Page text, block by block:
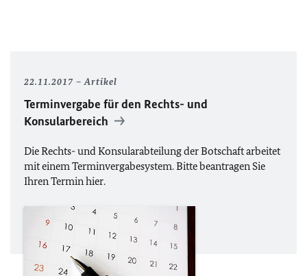
22.11.2017 Artikel
Terminvergabe für den Rechts- und
Konsularbereich
Die Rechts- und Konsularabteilung der Botschaft arbeitet
mit einem Terminvergabesystem. Bitte beantragen Sie
Ihren Termin hier.